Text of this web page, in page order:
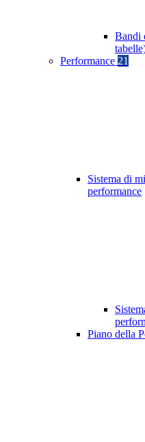
Bandi
Performance 21
Sistema di
performance
Piano della